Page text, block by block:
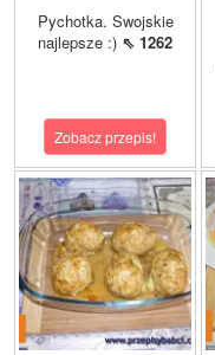
Pychotka. Swojskie
najlepsze :) ⇖ 1262
Zobacz przepis!